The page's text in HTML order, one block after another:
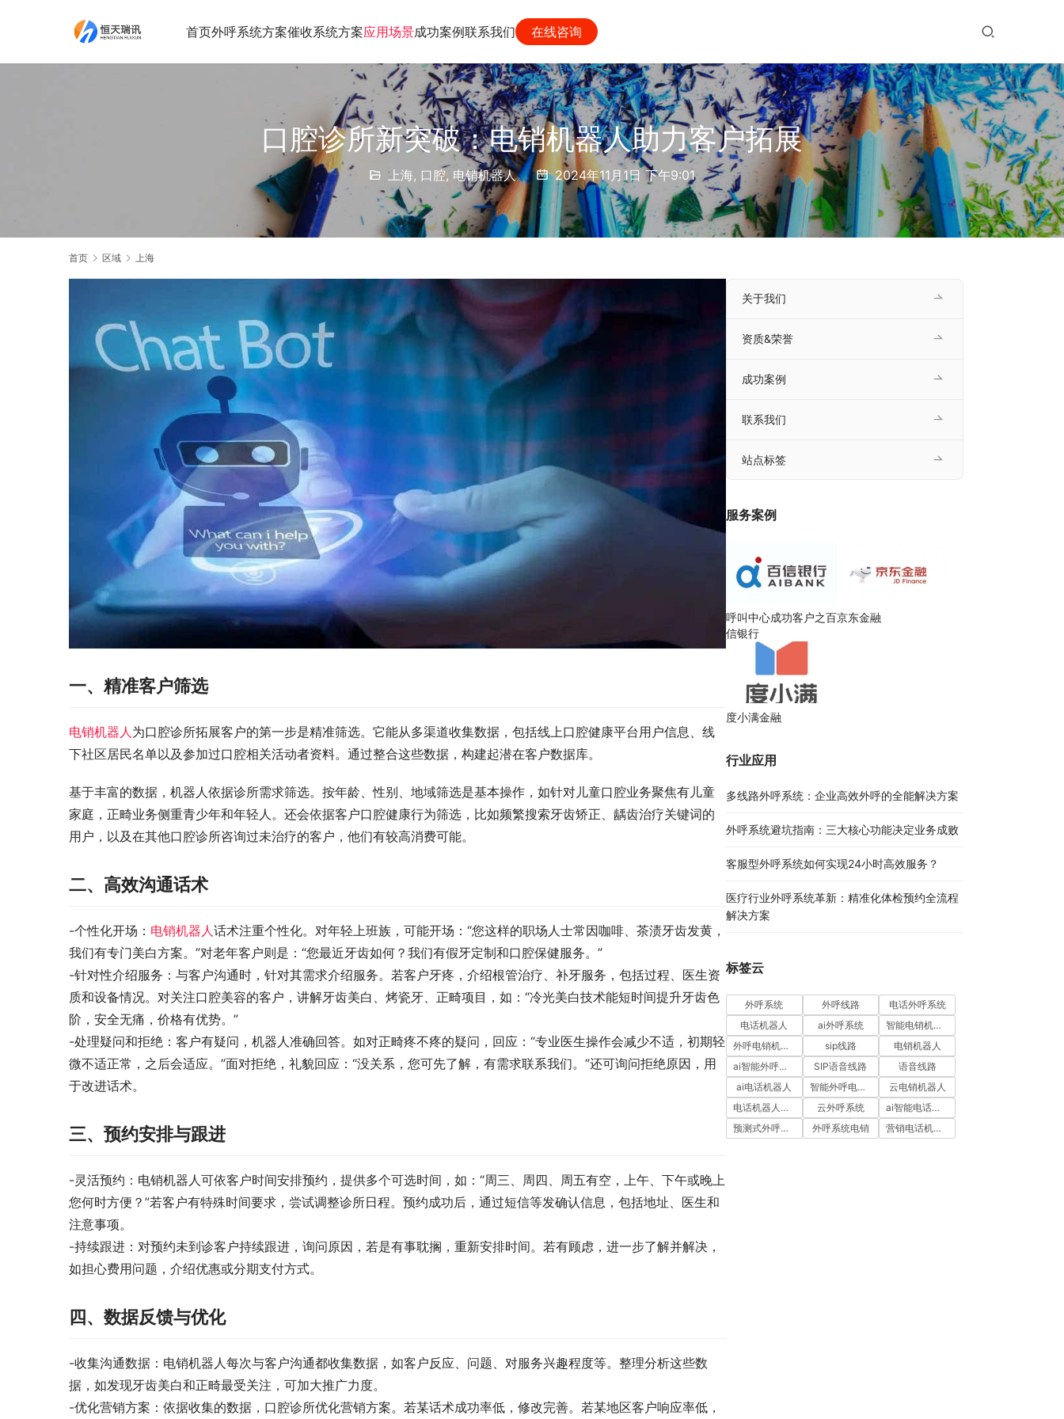
首页外呼系统方案催收系统方案应用场景成功案例联系我们 在线咨询
口腔诊所新突破：电销机器人助力客户拓展
上海, 口腔, 电销机器人 2024年11月1日 下午9:01
首页 区域 上海
一、精准客户筛选
电销机器人为口腔诊所拓展客户的第一步是精准筛选。它能从多渠道收集数据，包括线上口腔健康平台用户信息、线
下社区居民名单以及参加过口腔相关活动者资料。通过整合这些数据，构建起潜在客户数据库。
基于丰富的数据，机器人依据诊所需求筛选。按年龄、性别、地域筛选是基本操作，如针对儿童口腔业务聚焦有儿童
家庭，正畸业务侧重青少年和年轻人。还会依据客户口腔健康行为筛选，比如频繁搜索牙齿矫正、龋齿治疗关键词的
用户，以及在其他口腔诊所咨询过未治疗的客户，他们有较高消费可能。
二、高效沟通话术
-个性化开场： 电销机器人话术注重个性化。对年轻上班族，可能开场：“您这样的职场人士常因咖啡、茶渍牙齿发黄，
我们有专门美白方案。”对老年客户则是：“您最近牙齿如何？我们有假牙定制和口腔保健服务。”
-针对性介绍服务：与客户沟通时，针对其需求介绍服务。若客户牙疼，介绍根管治疗、补牙服务，包括过程、医生资
质和设备情况。对关注口腔美容的客户，讲解牙齿美白、烤瓷牙、正畸项目，如：“冷光美白技术能短时间提升牙齿色
阶，安全无痛，价格有优势。”
-处理疑问和拒绝：客户有疑问，机器人准确回答。如对正畸疼不疼的疑问，回应：“专业医生操作会减少不适，初期轻
微不适正常，之后会适应。”面对拒绝，礼貌回应：“没关系，您可先了解，有需求联系我们。”还可询问拒绝原因，用
于改进话术。
三、预约安排与跟进
-灵活预约：电销机器人可依客户时间安排预约，提供多个可选时间，如：“周三、周四、周五有空，上午、下午或晚上
您何时方便？”若客户有特殊时间要求，尝试调整诊所日程。预约成功后，通过短信等发确认信息，包括地址、医生和
注意事项。
-持续跟进：对预约未到诊客户持续跟进，询问原因，若是有事耽搁，重新安排时间。若有顾虑，进一步了解并解决，
如担心费用问题，介绍优惠或分期支付方式。
四、数据反馈与优化
-收集沟通数据：电销机器人每次与客户沟通都收集数据，如客户反应、问题、对服务兴趣程度等。整理分析这些数
据，如发现牙齿美白和正畸最受关注，可加大推广力度。
-优化营销方案：依据收集的数据，口腔诊所优化营销方案。若某话术成功率低，修改完善。若某地区客户响应率低，
关于我们
资质&荣誉
成功案例
联系我们
站点标签
服务案例
呼叫中心成功客户之百
信银行
京东金融
度小满金融
行业应用
多线路外呼系统：企业高效外呼的全能解决方案​
外呼系统避坑指南：三大核心功能决定业务成败​
客服型外呼系统如何实现24小时高效服务？
医疗行业外呼系统革新：精准化体检预约全流程
解决方案​
标签云
外呼系统 外呼线路
电话外呼系统
电话机器人
ai外呼系统
智能电销机器人
外呼电销机器人
sip线路
电销机器人
ai智能外呼系统
SIP语音线路
语音线路
ai电话机器人
智能外呼电销机器人
云电销机器人
电话机器人外呼
云外呼系统
ai智能电话机器人
预测式外呼系统
外呼系统电销 营销电话机器人